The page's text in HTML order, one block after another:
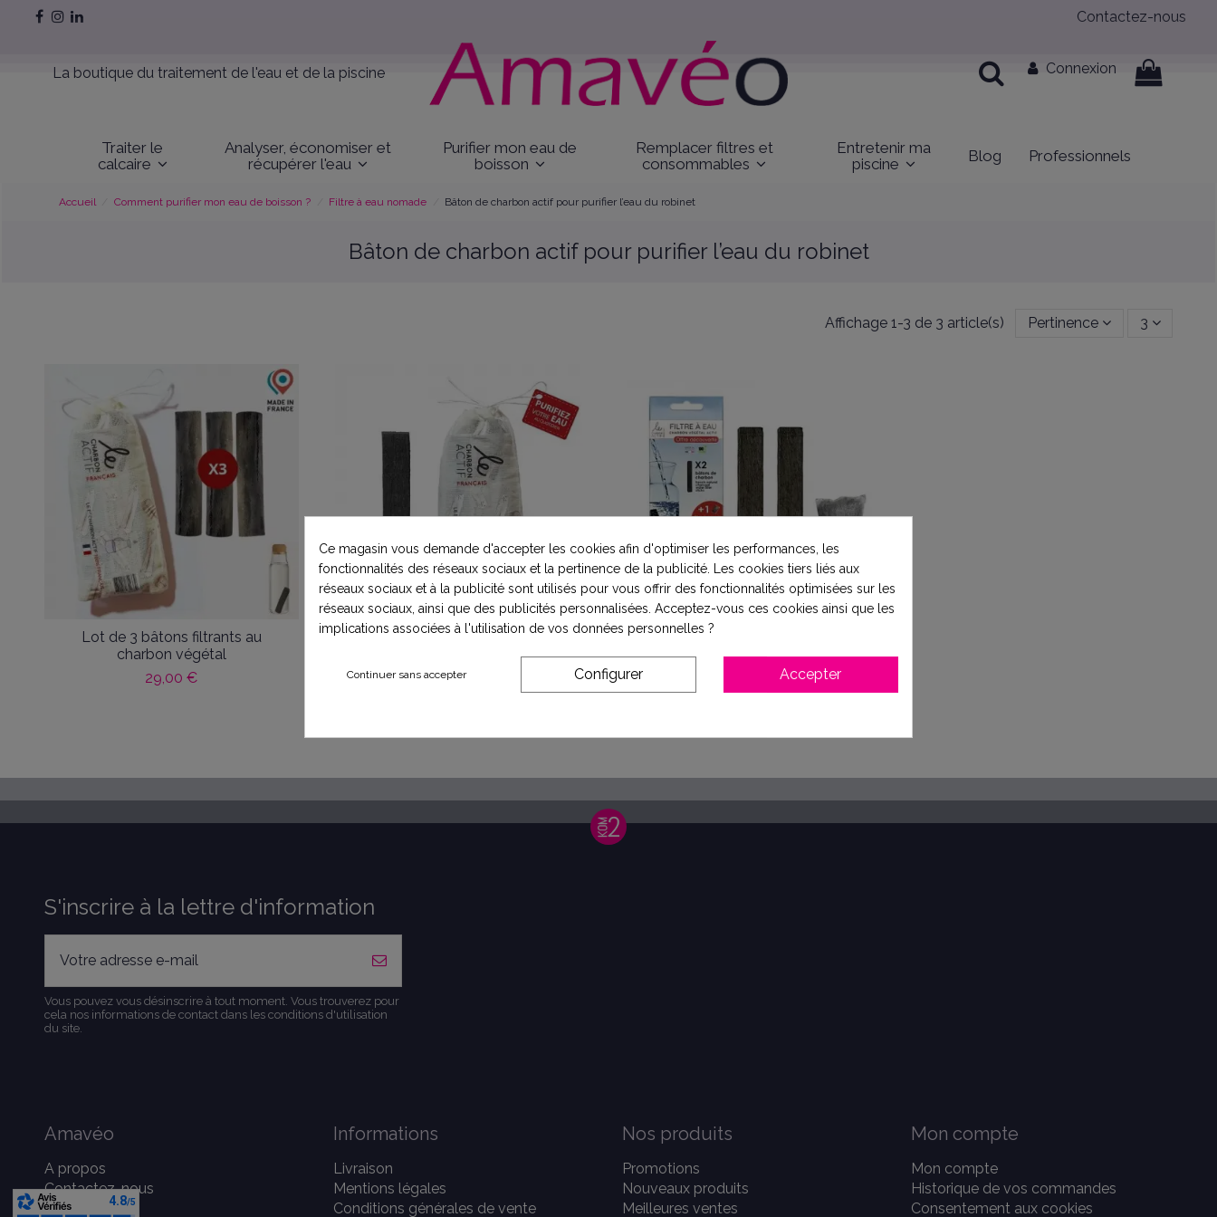
Contactez-nous
La boutique du traitement de l'eau et de la piscine Connexion
Traiter le
calcaire
Analyser, économiser et
récupérer l'eau
Purifier mon eau de
boisson
Remplacer filtres et
consommables
Entretenir ma
piscine
Blog Professionnels
Accueil Comment purifier mon eau de boisson ? Filtre à eau nomade Bâton de charbon actif pour purifier l’eau du robinet
Bâton de charbon actif pour purifier l’eau du robinet
Affichage 1-3 de 3 article(s) Pertinence 3
Lot de 3 bâtons filtrants au
charbon végétal
29,00 €
Bâton de charbon végétal filtrant
Pack découverte Charbon végétal
x2 + 1 filtre à gourde
S'inscrire à la lettre d'information
Vous pouvez vous désinscrire à tout moment. Vous trouverez pour
cela nos informations de contact dans les conditions d'utilisation
du site.
Amavéo
A propos
Contactez-nous
Informations
Livraison
Mentions légales
Conditions générales de vente
Nos produits
Promotions
Nouveaux produits
Meilleures ventes
Mon compte
Mon compte
Historique de vos commandes
Consentement aux cookies
Ce magasin vous demande d'accepter les cookies afin d'optimiser les performances, les
fonctionnalités des réseaux sociaux et la pertinence de la publicité. Les cookies tiers liés aux
réseaux sociaux et à la publicité sont utilisés pour vous offrir des fonctionnalités optimisées sur les
réseaux sociaux, ainsi que des publicités personnalisées. Acceptez-vous ces cookies ainsi que les
implications associées à l'utilisation de vos données personnelles ?
Continuer sans accepter Configurer Accepter